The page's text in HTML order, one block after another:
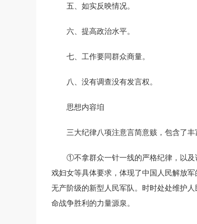
五、如实反映情况。
六、提高政治水平。
七、工作要同群众商量。
八、没有调查没有发言权。
思想内容垍
三大纪律八项注意言简意赅，包含了
①不拿群众一针一线的严格纪律，以及
戏妇女等具体要求，体现了中国人民解放
无产阶级的新型人民军队。时时处处维护
命战争胜利的力量源泉。